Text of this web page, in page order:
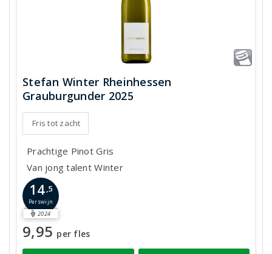
Stefan Winter Rheinhessen
Grauburgunder 2025
Fris tot zacht
Prachtige Pinot Gris
Van jong talent Winter
14,5
Perswijn
2024
9,95 per fles